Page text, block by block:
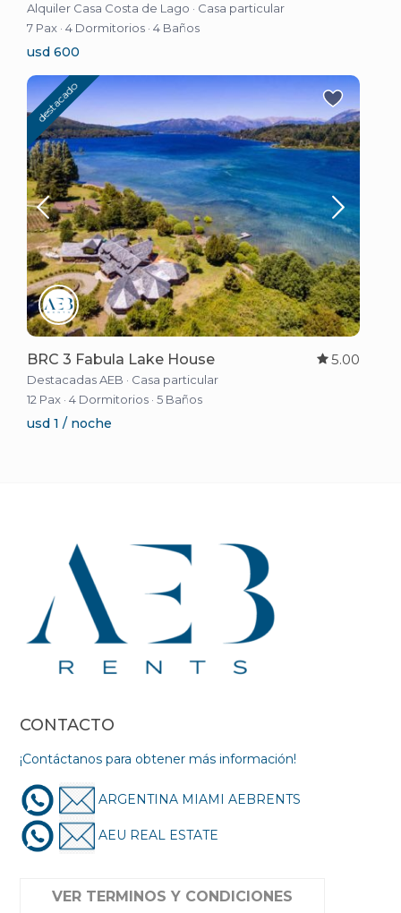
Alquiler Casa Costa de Lago · Casa particular
7 Pax · 4 Dormitorios · 4 Baños
usd 600
destacado
BRC 3 Fabula Lake House 5.00
Destacadas AEB · Casa particular
12 Pax · 4 Dormitorios · 5 Baños
usd 1 / noche
CONTACTO
¡Contáctanos para obtener más información!
ARGENTINA MIAMI AEBRENTS
AEU REAL ESTATE
VER TERMINOS Y CONDICIONES